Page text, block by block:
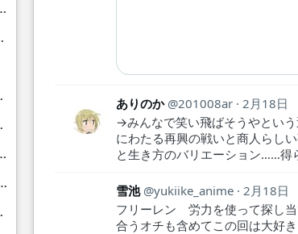
ら本気だす～
女(第3期)
たい
しない～
った件 第4期
界生活 4th season
潰します～
ありのか 201008ar
2月18日
→みんなで笑い飛ばそうやとい
にわたる再興の戦いと商人らし
と生き方のバリエーション……得
雪池 yukiike_anime
2月18日
フリーレン 労力を使って探し
合うオチも含めてこの回は大好き